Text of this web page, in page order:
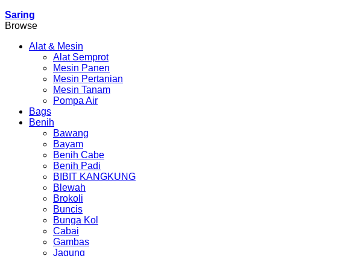
Saring
Browse
Alat & Mesin
Alat Semprot
Mesin Panen
Mesin Pertanian
Mesin Tanam
Pompa Air
Bags
Benih
Bawang
Bayam
Benih Cabe
Benih Padi
BIBIT KANGKUNG
Blewah
Brokoli
Buncis
Bunga Kol
Cabai
Gambas
Jagung